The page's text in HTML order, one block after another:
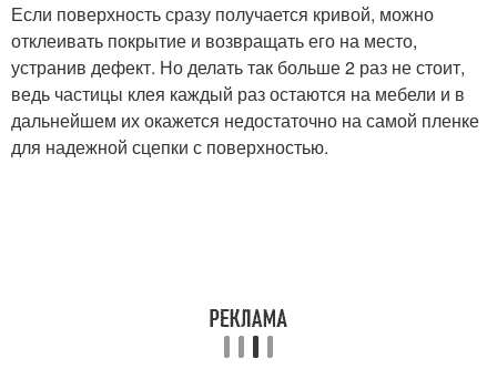
Если поверхность сразу получается кривой, можно
отклеивать покрытие и возвращать его на место,
устранив дефект. Но делать так больше 2 раз не стоит,
ведь частицы клея каждый раз остаются на мебели и в
дальнейшем их окажется недостаточно на самой пленке
для надежной сцепки с поверхностью.